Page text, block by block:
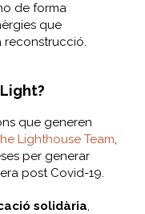
de forma
que
reconstrucció.
que generen
Lighthouse Team,
per generar
post Covid-19.
solidària,